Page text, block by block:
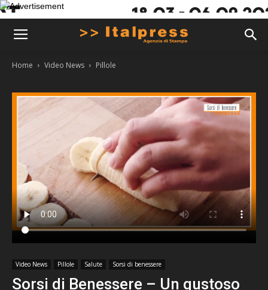
Home Video News Pillole
Video News Pillole Salute Sorsi di benessere
Sorsi di Benessere – Un gustoso